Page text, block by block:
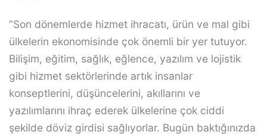
“Son dönemlerde hizmet ihracatı, ürün ve mal gibi
ülkelerin ekonomisinde çok önemli bir yer tutuyor.
Bilişim, eğitim, sağlık, eğlence, yazılım ve lojistik
gibi hizmet sektörlerinde artık insanlar
konseptlerini, düşüncelerini, akıllarını ve
yazılımlarını ihraç ederek ülkelerine çok ciddi
şekilde döviz girdisi sağlıyorlar. Bugün baktığınızda